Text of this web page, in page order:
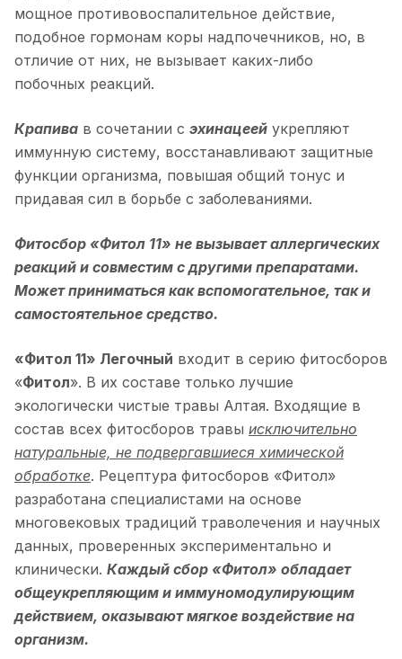
мощное противовоспалительное действие,
подобное гормонам коры надпочечников, но, в
отличие от них, не вызывает каких-либо
побочных реакций.
Крапива в сочетании с эхинацеей укрепляют
иммунную систему, восстанавливают защитные
функции организма, повышая общий тонус и
придавая сил в борьбе с заболеваниями.
Фитосбор «Фитол 11» не вызывает аллергических
реакций и совместим с другими препаратами.
Может приниматься как вспомогательное, так и
самостоятельное средство.
«Фитол 11» Легочный входит в серию фитосборов
«Фитол». В их составе только лучшие
экологически чистые травы Алтая. Входящие в
состав всех фитосборов травы исключительно
натуральные, не подвергавшиеся химической
обработке. Рецептура фитосборов «Фитол»
разработана специалистами на основе
многовековых традиций траволечения и научных
данных, проверенных экспериментально и
клинически. Каждый сбор «Фитол» обладает
общеукрепляющим и иммуномодулирующим
действием, оказывают мягкое воздействие на
организм.